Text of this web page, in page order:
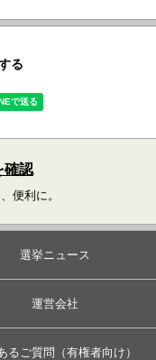
る
確認
便利に。
選挙ニュース
運営会社
るご質問（有権者向け）